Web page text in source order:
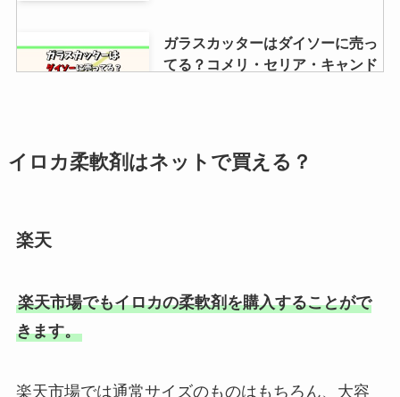
ガラスカッターはダイソーに売っ
てる？コメリ・セリア・キャンド
マウンテンデューはどこで買え
ーパーやコンビニで売ってる限定
品が通販で買えるか調査
携帯用スリッパはユニクロに売っ
イロカ柔軟剤はネットで買える？
楽天
楽天市場でもイロカの柔軟剤を購入することがで
きます。
楽天市場では通常サイズのものはもちろん、大容